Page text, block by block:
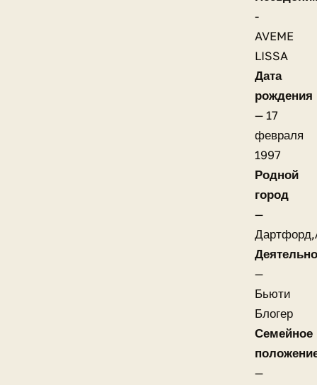
-
AVEME
LISSA
Дата
рождения
— 17
февраля
1997
Родной
город
—
—
Бьюти
Блогер
Семейное
—